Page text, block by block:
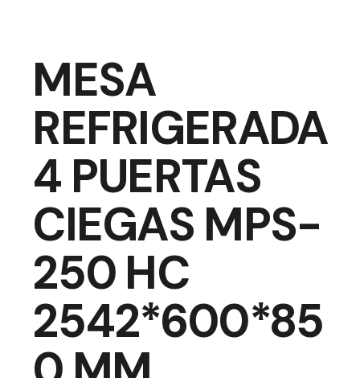
MESA
REFRIGERADA
4 PUERTAS
CIEGAS MPS-
250 HC
2542*600*85